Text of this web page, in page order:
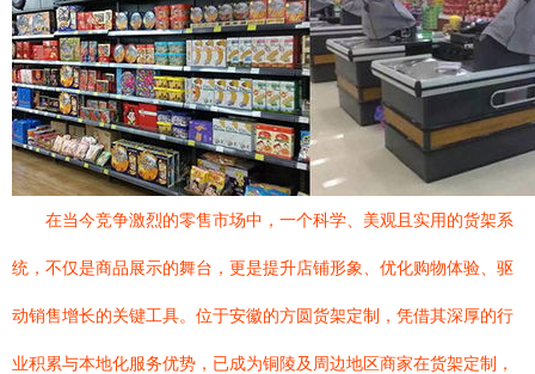
在当今竞争激烈的零售市场中，一个科学、美观且实用的货架系
统，不仅是商品展示的舞台，更是提升店铺形象、优化购物体验、驱
动销售增长的关键工具。位于安徽的方圆货架定制，凭借其深厚的行
业积累与本地化服务优势，已成为铜陵及周边地区商家在货架定制，